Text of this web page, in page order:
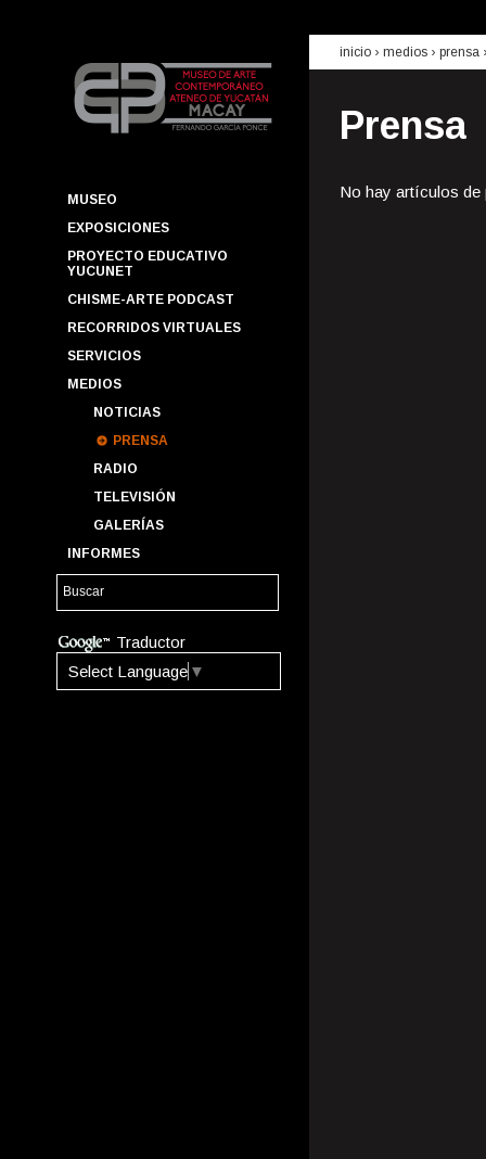
MUSEO
EXPOSICIONES
PROYECTO EDUCATIVO
YUCUNET
CHISME-ARTE PODCAST
RECORRIDOS VIRTUALES
SERVICIOS
MEDIOS
NOTICIAS
PRENSA
RADIO
TELEVISIÓN
GALERÍAS
INFORMES
Traductor
Select Language ▼
inicio › medios › prensa
Prensa
No hay artículos de